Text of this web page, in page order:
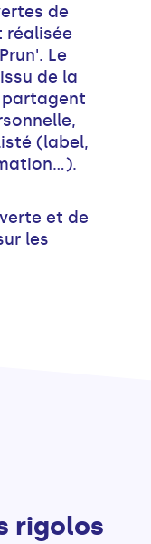
de
réalisée
Le
de la
partagent
(label,
et de
les
rigolos